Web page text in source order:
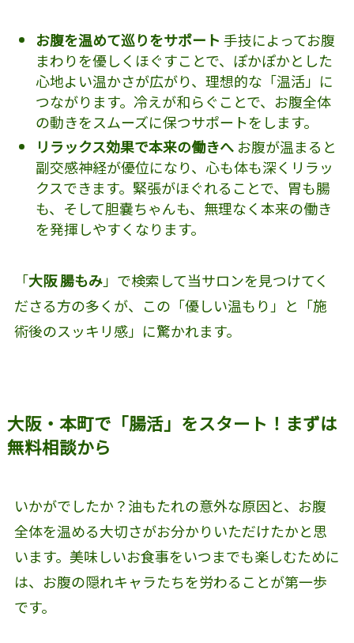
お腹を温めて巡りをサポート 手技によってお腹
まわりを優しくほぐすことで、ぽかぽかとした
心地よい温かさが広がり、理想的な「温活」に
つながります。冷えが和らぐことで、お腹全体
の動きをスムーズに保つサポートをします。
リラックス効果で本来の働きへお腹が温まると
副交感神経が優位になり、心も体も深くリラッ
クスできます。緊張がほぐれることで、胃も腸
も、そして胆嚢ちゃんも、無理なく本来の働き
を発揮しやすくなります。
「大阪 腸もみ」で検索して当サロンを見つけてく
ださる方の多くが、この「優しい温もり」と「施
術後のスッキリ感」に驚かれます。
大阪・本町で「腸活」をスタート！まずは
無料相談から
いかがでしたか？油もたれの意外な原因と、お腹
全体を温める大切さがお分かりいただけたかと思
います。美味しいお食事をいつまでも楽しむために
は、お腹の隠れキャラたちを労わることが第一歩
です。